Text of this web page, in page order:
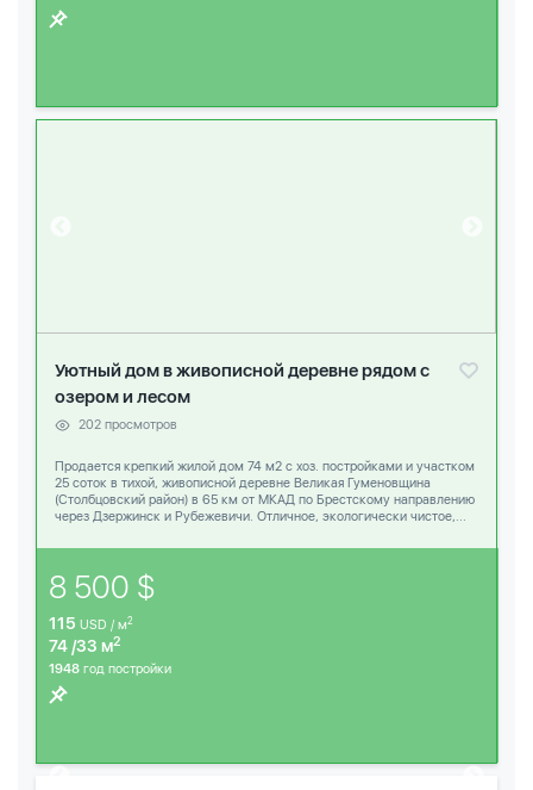
Уютный дом в живописной деревне рядом с
озером и лесом
202 просмотров
Продается крепкий жилой дом 74 м2 с хоз. постройками и участком
25 соток в тихой, живописной деревне Великая Гуменовщина
(Столбцовский район) в 65 км от МКАД по Брестскому направлению
через Дзержинск и Рубежевичи. Отличное, экологически чистое,...
8 500 $
115 USD / м2
74 /33 м2
1948 год постройки